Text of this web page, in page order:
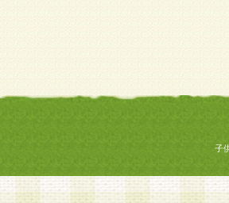
6.当社は、お客様から当社
加・ 利用停止等を求められ
て確認できた場合に限り、
いただきます。なお、開示
ります。
1.会員とは、本規約等を承
了し、当社が承認した者、
が以下に該当する場合は会
子